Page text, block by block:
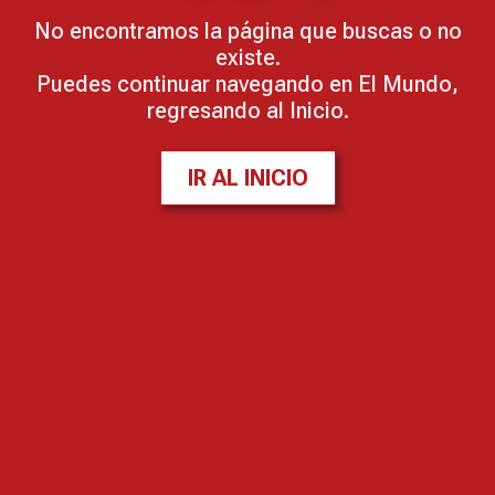
No encontramos la página que buscas o no
existe.
Puedes continuar navegando en El Mundo,
regresando al Inicio.
IR AL INICIO